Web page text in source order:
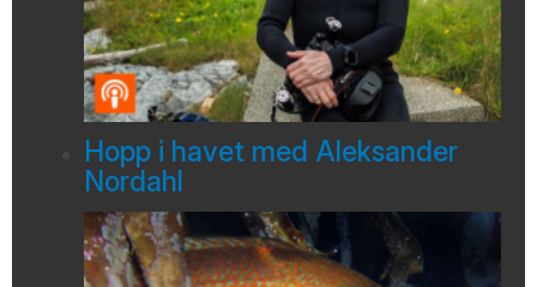
Hopp i havet med Aleksander
Nordahl